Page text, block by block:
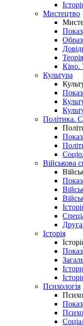
Мистецтво
Кіно.
Культура
Політика.
Військова
Друга
Історія
Психологія